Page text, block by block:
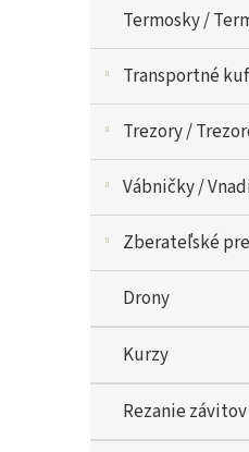
Termosky /
Transportné
Trezory /
Vábničky /
Zberateľské
Drony
Kurzy
Rezanie závitov